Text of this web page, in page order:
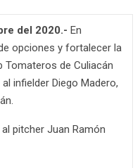
del 2020.- En
opciones y fortalecer la
Tomateros de Culiacán
infielder Diego Madero,
pitcher Juan Ramón